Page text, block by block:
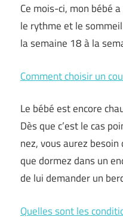
Ce mois-ci, mon bébé
le rythme et le
la semaine 18 à la
Comment choisir un
Le bébé est encore
Dès que c’est le cas
nez, vous aurez
que dormez dans un
de lui demander un
Quelles sont les